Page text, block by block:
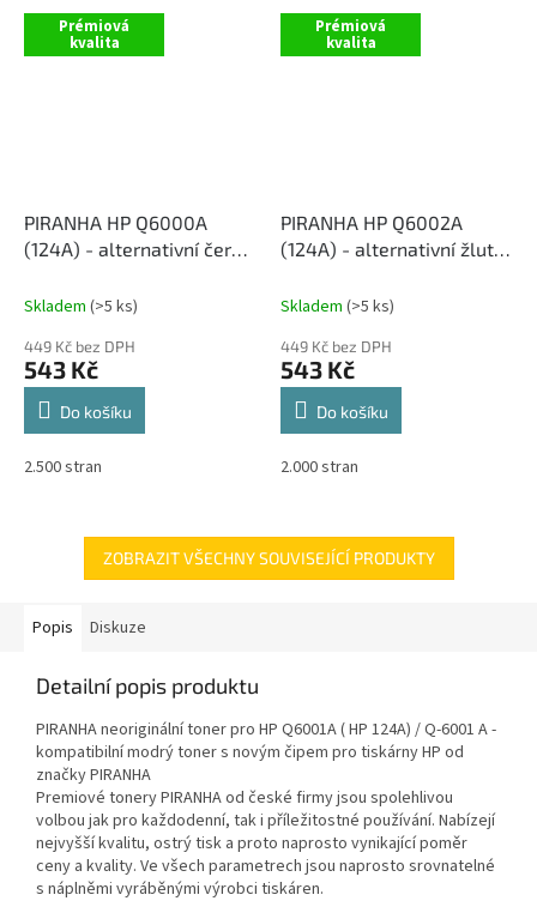
Prémiová
kvalita
PIRANHA HP Q6000A
(124A) - alternativní černý
Skladem (>5 ks)
449 Kč bez DPH
543 Kč
Do košíku
2.500 stran
Prémiová
kvalita
PIRANHA HP Q6002A
(124A) - alternativní žlutý
Skladem (>5 ks)
449 Kč bez DPH
543 Kč
Do košíku
2.000 stran
ZOBRAZIT VŠECHNY SOUVISEJÍCÍ PRODUKTY
Popis Diskuze
Detailní popis produktu
PIRANHA neoriginální toner pro HP Q6001A ( HP 124A) / Q-6001 A -
kompatibilní modrý toner s novým čipem pro tiskárny HP od
značky PIRANHA
Premiové tonery PIRANHA od české firmy jsou spolehlivou
volbou jak pro každodenní, tak i příležitostné používání. Nabízejí
nejvyšší kvalitu, ostrý tisk a proto naprosto vynikající poměr
ceny a kvality. Ve všech parametrech jsou naprosto srovnatelné
s náplněmi vyráběnými výrobci tiskáren.